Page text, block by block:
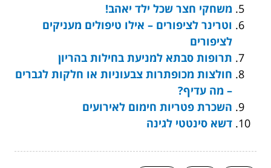
משחקי חצר שכל ילד יאהב!
וטרינר לציפורים – אילו טיפולים מעניקים
לציפורים
תרופות סבתא למניעת בחילות בהריון
חולצות מכופתרות צבעוניות או חלקות לגברים
– מה עדיף?
השכרת פטריות חימום לאירועים
דשא סינטטי לגינה